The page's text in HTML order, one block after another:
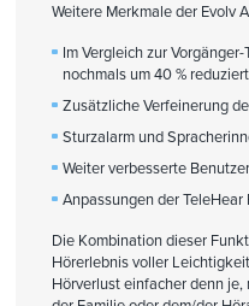
Weitere Merkmale der Evolv
Im Vergleich zur
nochmals um 40 % reduziert
Zusätzliche Verfeinerung
Sturzalarm und
Weiter verbesserte
Anpassungen der
Die Kombination dieser
Hörerlebnis voller
Hörverlust einfacher denn